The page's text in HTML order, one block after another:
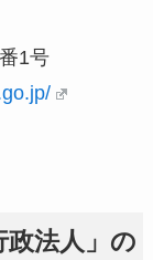
1号
政法人」の